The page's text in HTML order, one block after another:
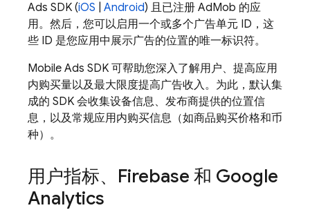
Ads SDK (iOS Android) 且已注册 AdMob 的应
用。然后，您可以启用一个或多个广告单元 ID，这
些 ID 是您应用中展示广告的位置的唯一标识符。
Mobile Ads SDK 可帮助您深入了解用户、提高应用
内购买量以及最大限度提高广告收入。为此，默认集
成的 SDK 会收集设备信息、发布商提供的位置信
息，以及常规应用内购买信息（如商品购买价格和币
种）。
用户指标、Firebase 和 Google
Analytics